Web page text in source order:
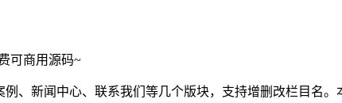
可商用源码~
、新闻中心、联系我们等几个版块，支持增删改栏目名